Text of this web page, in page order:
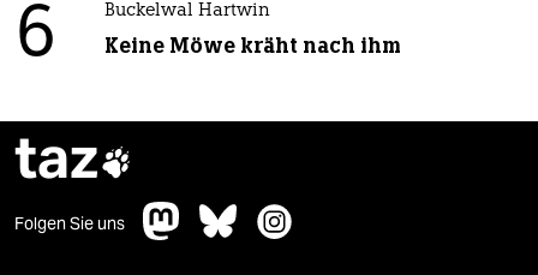
6 Buckelwal Hartwin
Keine Möwe kräht nach ihm
taz
Folgen Sie uns